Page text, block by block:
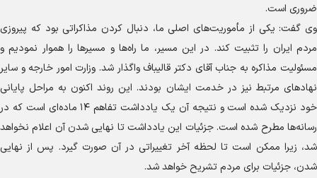
ضروری است.
وی گفت: یکی از مأموریت‌های اصلی ما، دنبال کردن مذاکراتی بود که پیروزی
مردم ایران را تثبیت کند. در این مسیر، ما راه‌ها و مسیر‌ها را هموار نمودیم و
مسئولیت مذاکره به جناب آقای دکتر قالیباف واگذار شد. وزارت امور خارجه و سایر
نهاد‌های مرتبط نیز در خدمت ایشان بودند. این روند اکنون به مراحل پایانی
خود نزدیک شده است و نتیجه آن یک یادداشت تفاهم ۱۴ ماده‌ای است که در
رسانه‌ها مطرح شده است. جزئیات این یادداشت تا نهایی شدن آن اعلام نخواهد
شد، زیرا ممکن است تا لحظه آخر تغییراتی در آن صورت گیرد. پس از نهایی
شدن، جزئیات برای مردم تشریح خواهد شد.